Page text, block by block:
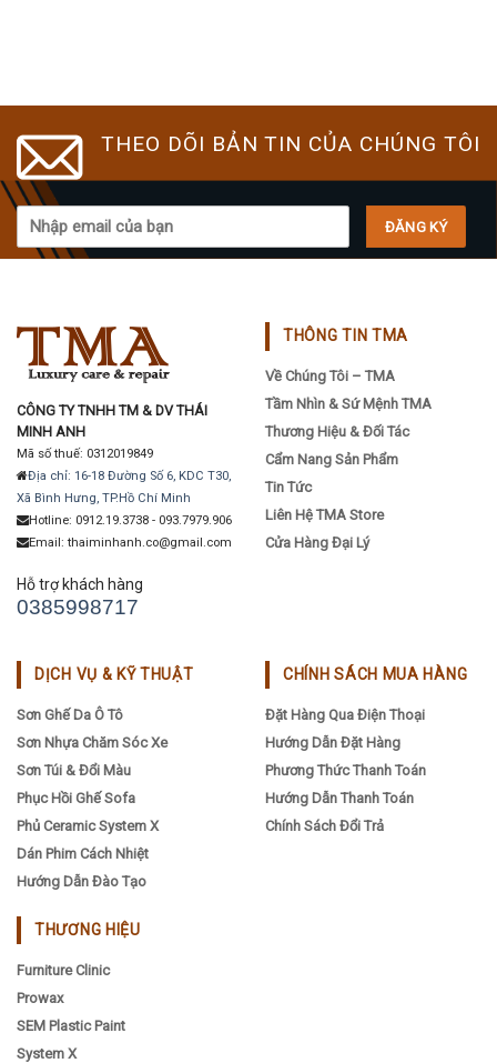
THEO DÕI BẢN TIN CỦA CHÚNG TÔI
CÔNG TY TNHH TM & DV THÁI
MINH ANH
Mã số thuế: 0312019849
Địa chỉ: 16-18 Đường Số 6, KDC T30,
Xã Bình Hưng, TP.Hồ Chí Minh
Hotline: 0912.19.3738 - 093.7979.906
Email: thaiminhanh.co@gmail.com
Hỗ trợ khách hàng
0385998717
THÔNG TIN TMA
Về Chúng Tôi – TMA
Tầm Nhìn & Sứ Mệnh TMA
Thương Hiệu & Đối Tác
Cẩm Nang Sản Phẩm
Tin Tức
Liên Hệ TMA Store
Cửa Hàng Đại Lý
DỊCH VỤ & KỸ THUẬT
Sơn Ghế Da Ô Tô
Sơn Nhựa Chăm Sóc Xe
Sơn Túi & Đổi Màu
Phục Hồi Ghế Sofa
Phủ Ceramic System X
Dán Phim Cách Nhiệt
Hướng Dẫn Đào Tạo
CHÍNH SÁCH MUA HÀNG
Đặt Hàng Qua Điện Thoại
Hướng Dẫn Đặt Hàng
Phương Thức Thanh Toán
Hướng Dẫn Thanh Toán
Chính Sách Đổi Trả
THƯƠNG HIỆU
Furniture Clinic
Prowax
SEM Plastic Paint
System X